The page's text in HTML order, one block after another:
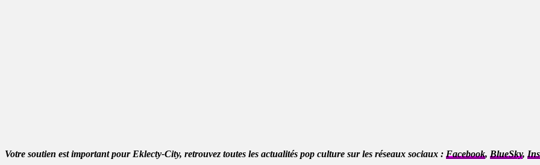
Votre soutien est important pour Eklecty-City, retrouvez toutes les actualités pop culture sur les réseaux sociaux : Facebook, BlueSky,